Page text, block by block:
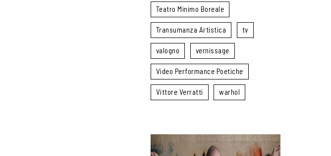
Teatro Minimo Boreale
Transumanza Artistica tv
valogno vernissage
Video Performance Poetiche
Vittore Verratti warhol